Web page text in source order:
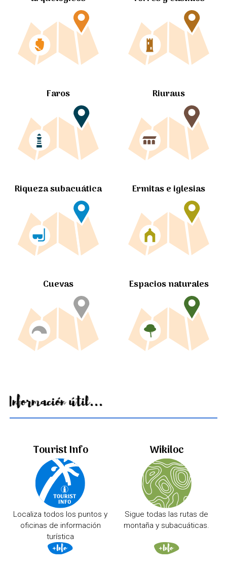
Faros Riuraus
Riqueza subacuática Ermitas e iglesias
Cuevas Espacios naturales
Información útil...
Tourist Info
Localiza todos los puntos y
oficinas de información
turística
Wikiloc
Sigue todas las rutas de
montaña y subacuáticas.